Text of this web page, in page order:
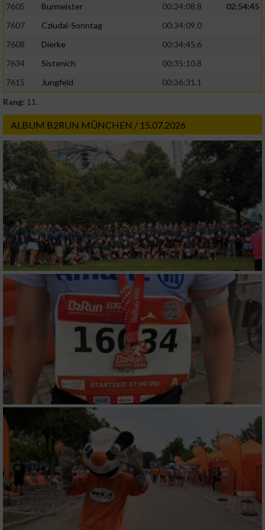
7605 Burmeister 00:34:08.8
02:54:45
7607
Cziudai-Sonntag
00:34:09.0
7608
Dierke
00:34:45.6
7634
Sistenich
00:35:10.8
7615
Jungfeld
00:36:31.1
Rang: 11.
ALBUM B2RUN MÜNCHEN / 15.07.2026